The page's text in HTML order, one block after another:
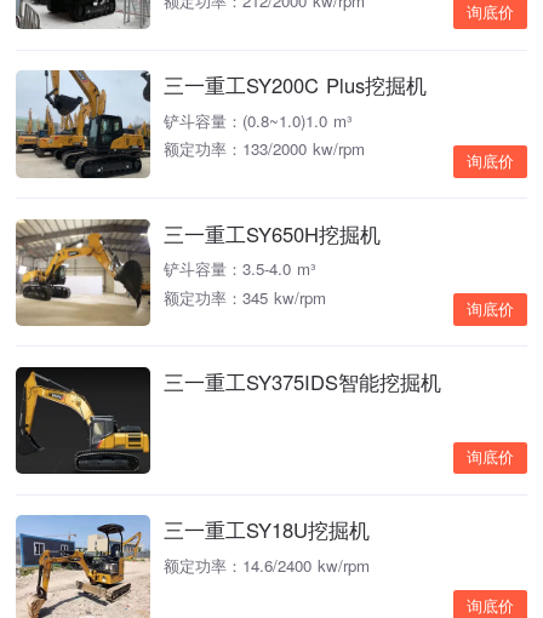
询底价
三一重工SY200C Plus挖掘机
铲斗容量：(0.8~1.0)1.0 m³
额定功率：133/2000 kw/rpm
询底价
三一重工SY650H挖掘机
铲斗容量：3.5-4.0 m³
额定功率：345 kw/rpm
询底价
三一重工SY375IDS智能挖掘机
询底价
三一重工SY18U挖掘机
额定功率：14.6/2400 kw/rpm
询底价